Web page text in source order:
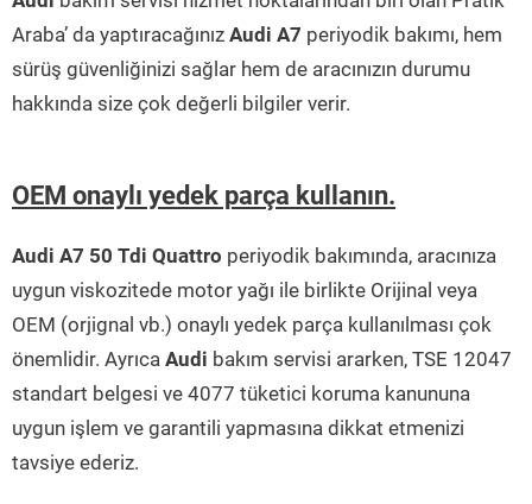
Araba’ da yaptıracağınız Audi A7 periyodik bakımı, hem
sürüş güvenliğinizi sağlar hem de aracınızın durumu
hakkında size çok değerli bilgiler verir.
OEM onaylı yedek parça kullanın.
Audi A7 50 Tdi Quattro periyodik bakımında, aracınıza
uygun viskozitede motor yağı ile birlikte Orijinal veya
OEM (orjignal vb.) onaylı yedek parça kullanılması çok
önemlidir. Ayrıca Audi bakım servisi ararken, TSE 12047
standart belgesi ve 4077 tüketici koruma kanununa
uygun işlem ve garantili yapmasına dikkat etmenizi
tavsiye ederiz.